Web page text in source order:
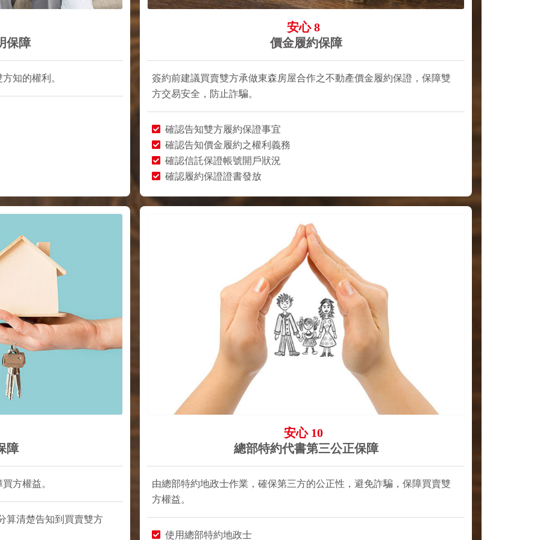
保障
知的權利。
安心 8
價金履約保障
簽約前建議買賣雙方承做東森房屋合作之不動產價金履約保證，保障雙
方交易安全，防止詐騙。
確認告知雙方履約保證事宜
確認告知價金履約之權利義務
確認信託保證帳號開戶狀況
確認履約保證證書發放
障
方權益。
算清楚告知到買賣雙方
安心 10
總部特約代書第三公正保障
由總部特約地政士作業，確保第三方的公正性，避免詐騙，保障買賣雙
方權益。
使用總部特約地政士